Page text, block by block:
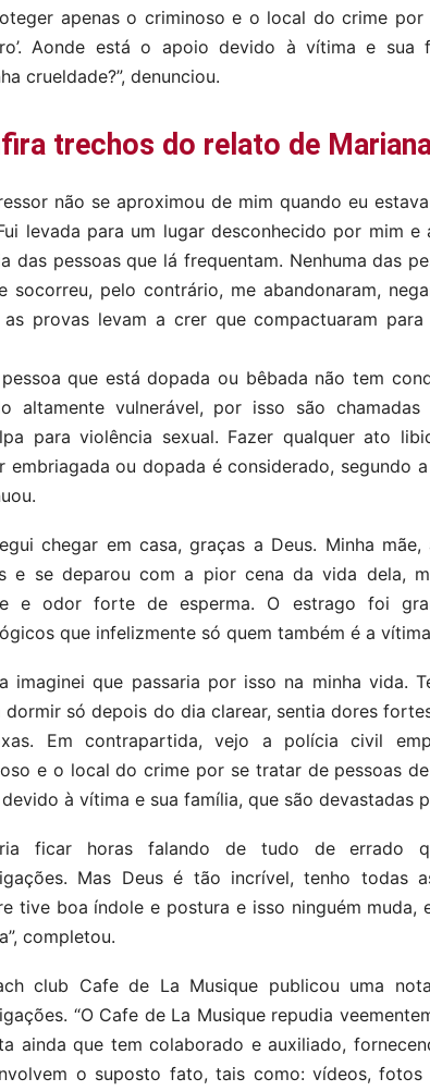
apenas o criminoso e o local do crime por
Aonde está o apoio devido à vítima e sua
crueldade?”, denunciou.
trechos do relato de
não se aproximou de mim quando eu
levada para um lugar desconhecido por mim
das pessoas que lá frequentam. Nenhuma das
socorreu, pelo contrário, me abandonaram,
provas levam a crer que compactuaram para
pessoa que está dopada ou bêbada não tem
altamente vulnerável, por isso são chamadas
para violência sexual. Fazer qualquer ato
embriagada ou dopada é considerado, segundo
chegar em casa, graças a Deus. Minha
e se deparou com a pior cena da vida dela,
e odor forte de esperma. O estrago foi
que infelizmente só quem também é a
imaginei que passaria por isso na minha vida.
dormir só depois do dia clarear, sentia dores
Em contrapartida, vejo a polícia civil
e o local do crime por se tratar de pessoas de
à vítima e sua família, que são devastadas
ficar horas falando de tudo de errado
Mas Deus é tão incrível, tenho todas
tive boa índole e postura e isso ninguém muda,
completou.
club Cafe de La Musique publicou uma
“O Cafe de La Musique repudia
ainda que tem colaborado e auxiliado,
o suposto fato, tais como: vídeos,